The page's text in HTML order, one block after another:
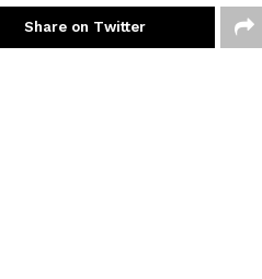
Share on Twitter